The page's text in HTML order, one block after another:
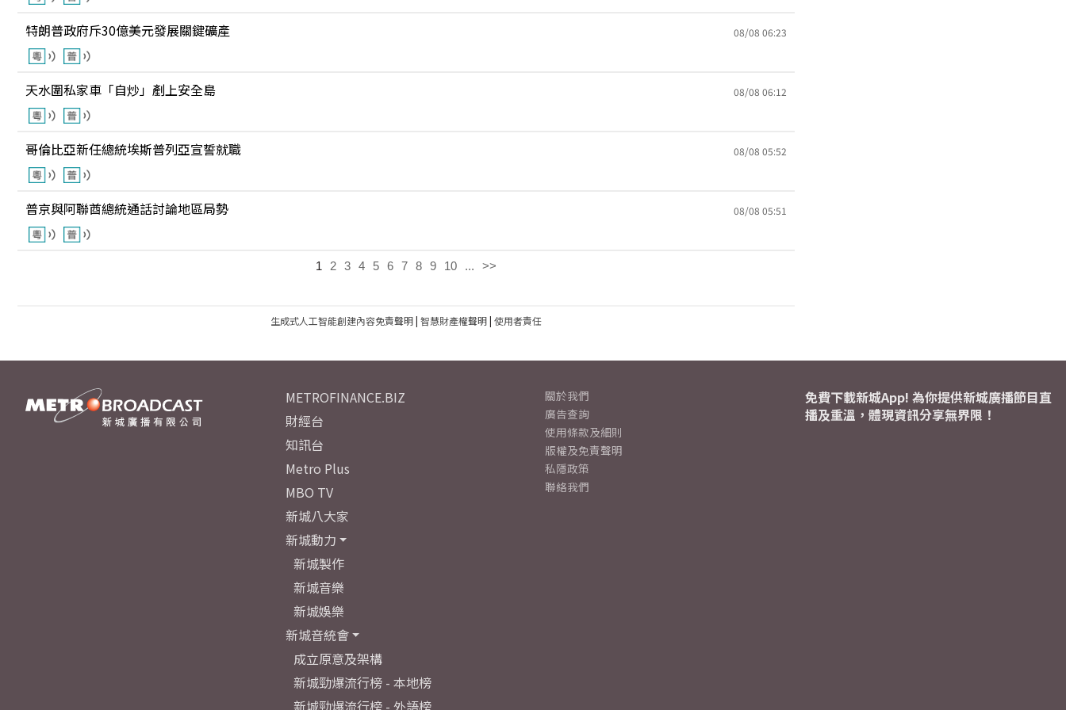
特朗普政府斥30億美元發展關鍵礦產 08/08 06:23
天水圍私家車「自炒」剷上安全島 08/08 06:12
哥倫比亞新任總統埃斯普列亞宣誓就職 08/08 05:52
普京與阿聯酋總統通話討論地區局勢 08/08 05:51
1 2 3 4 5 6 7 8 9 10 ... >>
生成式人工智能創建內容免責聲明| 智慧財產權聲明| 使用者責任
METROFINANCE.BIZ
財經台
知訊台
Metro Plus
MBO TV
新城八大家
新城動力
新城製作
新城音樂
新城娛樂
新城音統會
成立原意及架構
新城勁爆流行榜 - 本地榜
新城勁爆流行榜 - 外語榜
關於我們
廣告查詢
使用條款及細則
版權及免責聲明
私隱政策
聯絡我們
免費下載新城App! 為你提供新城廣播節目直
播及重溫，體現資訊分享無界限！